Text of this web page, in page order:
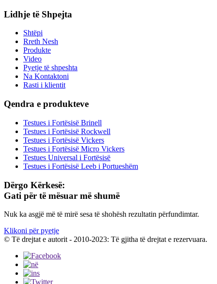
Lidhje të Shpejta
Shtëpi
Rreth Nesh
Produkte
Video
Pyetje të shpeshta
Na Kontaktoni
Rasti i klientit
Qendra e produkteve
Testues i Fortësisë Brinell
Testues i Fortësisë Rockwell
Testues i Fortësisë Vickers
Testues i Fortësisë Micro Vickers
Testues Universal i Fortësisë
Testues i Fortësisë Leeb i Portueshëm
Dërgo Kërkesë:
Gati për të mësuar më shumë
Nuk ka asgjë më të mirë sesa të shohësh rezultatin përfundimtar.
Klikoni për pyetje
© Të drejtat e autorit - 2010-2023: Të gjitha të drejtat e rezervuara.